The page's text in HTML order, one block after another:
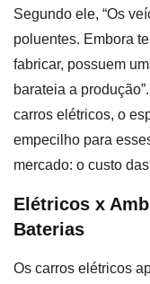
Segundo ele, “Os
poluentes. Embora
fabricar, possuem
barateia a
carros elétricos, o
empecilho para
mercado: o custo
Elétricos x
Baterias
Os carros elétricos